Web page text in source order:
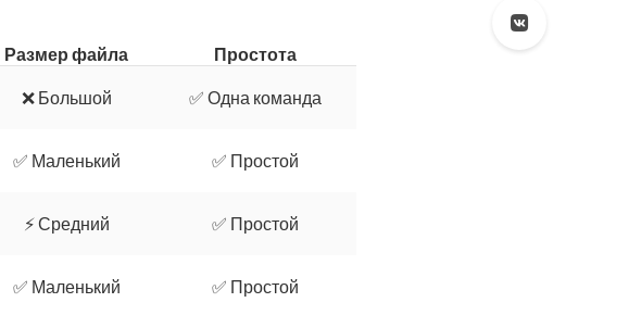
Размер файла
Простота
❌ Большой ✅ Одна команда
✅ Маленький ✅ Простой
⚡ Средний ✅ Простой
✅ Маленький ✅ Простой